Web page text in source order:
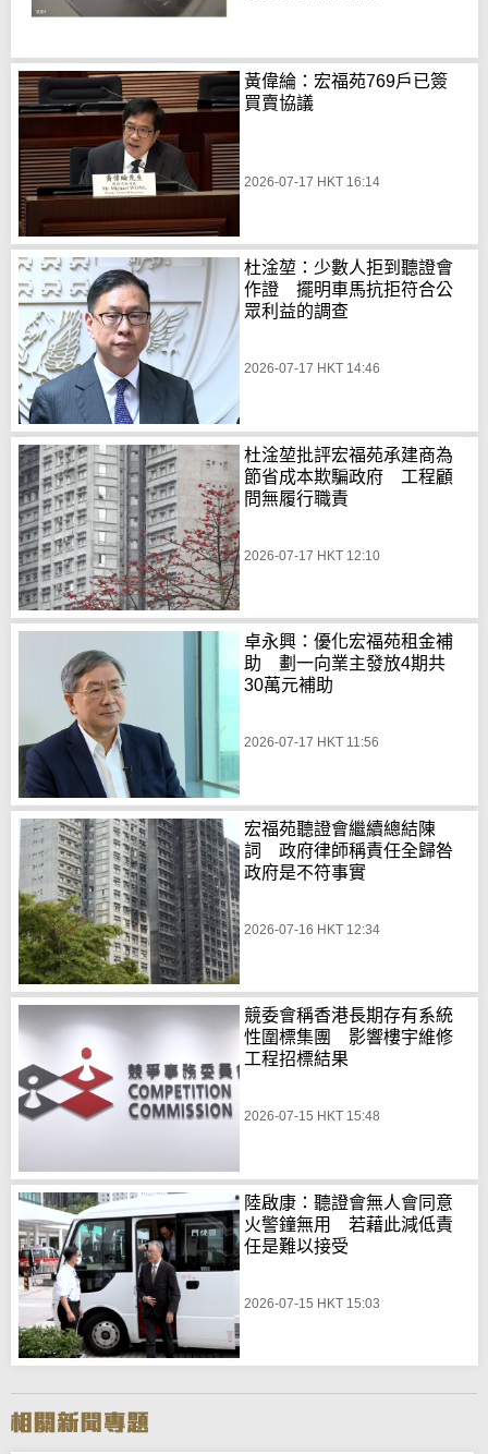
黃偉綸：宏福苑769戶已簽
買賣協議
2026-07-17 HKT 16:14
杜淦堃：少數人拒到聽證會
作證 擺明車馬抗拒符合公
眾利益的調查
2026-07-17 HKT 14:46
杜淦堃批評宏福苑承建商為
節省成本欺騙政府 工程顧
問無履行職責
2026-07-17 HKT 12:10
卓永興：優化宏福苑租金補
助 劃一向業主發放4期共
30萬元補助
2026-07-17 HKT 11:56
宏福苑聽證會繼續總結陳
詞 政府律師稱責任全歸咎
政府是不符事實
2026-07-16 HKT 12:34
競委會稱香港長期存有系統
性圍標集團 影響樓宇維修
工程招標結果
2026-07-15 HKT 15:48
陸啟康：聽證會無人會同意
火警鐘無用 若藉此減低責
任是難以接受
2026-07-15 HKT 15:03